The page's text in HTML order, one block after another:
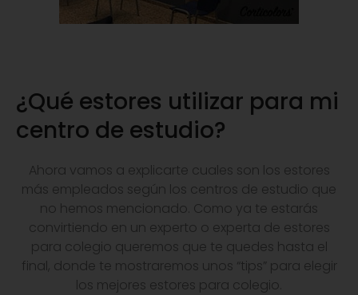
¿Qué estores utilizar para mi
centro de estudio?
Ahora vamos a explicarte cuales son los estores
más empleados según los centros de estudio que
no hemos mencionado. Como ya te estarás
convirtiendo en un experto o experta de estores
para colegio queremos que te quedes hasta el
final, donde te mostraremos unos “tips” para elegir
los mejores estores para colegio.